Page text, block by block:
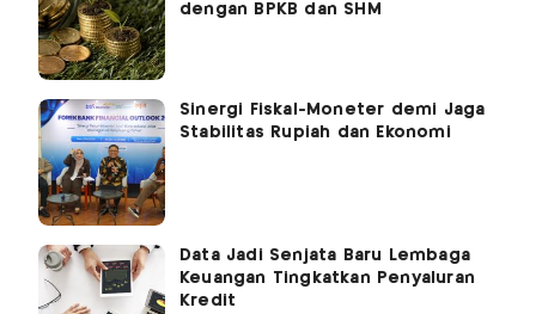
dengan BPKB dan SHM
Sinergi Fiskal-Moneter demi Jaga
Stabilitas Rupiah dan Ekonomi
Data Jadi Senjata Baru Lembaga
Keuangan Tingkatkan Penyaluran
Kredit